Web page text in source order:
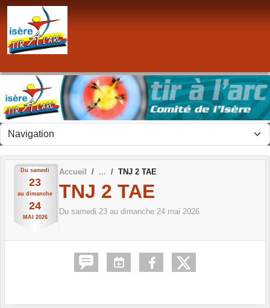
Du samedi
23
au dimanche
24
MAI 2026
Accueil TNJ 2 TAE
TNJ 2 TAE
Du samedi 23 au dimanche 24 mai 2026
Panneau de gestion des cookies